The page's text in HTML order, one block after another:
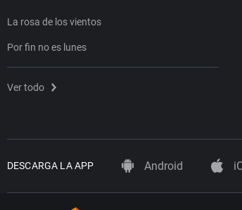
La rosa de los vientos
Por fin no es lunes
Ver todo
DESCARGA LA APP Android